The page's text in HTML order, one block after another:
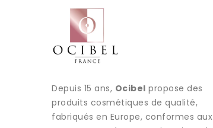
Depuis 15 ans, Ocibel propose des
produits cosmétiques de qualité,
fabriqués en Europe, conformes aux